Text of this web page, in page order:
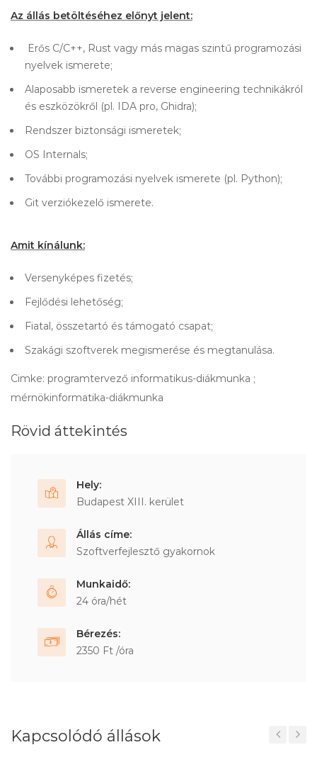
Az állás betöltéséhez előnyt jelent:
Erős C/C++, Rust vagy más magas szintű programozási
nyelvek ismerete;
Alaposabb ismeretek a reverse engineering technikákról
és eszközökről (pl. IDA pro, Ghidra);
Rendszer biztonsági ismeretek;
OS Internals;
További programozási nyelvek ismerete (pl. Python);
Git verziókezelő ismerete.
Amit kínálunk:
Versenyképes fizetés;
Fejlődési lehetőség;
Fiatal, összetartó és támogató csapat;
Szakági szoftverek megismerése és megtanulása.
Cimke: programtervező informatikus-diákmunka ;
mérnökinformatika-diákmunka
Rövid áttekintés
Hely:
Budapest XIII. kerület
Állás címe:
Szoftverfejlesztő gyakornok
Munkaidő:
24 óra/hét
Bérezés:
2350 Ft /óra
Kapcsolódó állások